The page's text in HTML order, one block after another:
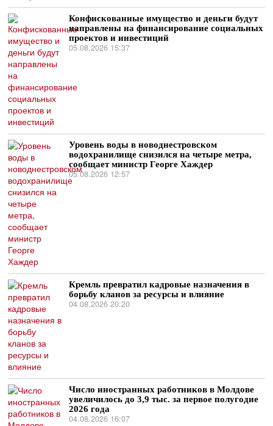
Конфискованные имущество и деньги будут
направлены на финансирование социальных
проектов и инвестиций
05.08.2026 15:37
Уровень воды в новоднестровском
водохранилище снизился на четыре метра,
сообщает министр Георге Хаждер
05.08.2026 12:57
Кремль превратил кадровые назначения в
борьбу кланов за ресурсы и влияние
04.08.2026 20:20
Число иностранных работников в Молдове
увеличилось до 3,9 тыс. за первое полугодие
2026 года
04.08.2026 16:07